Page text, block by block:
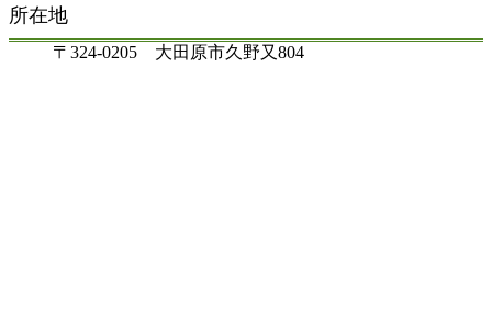
所在地
〒324-0205 大田原市久野又804